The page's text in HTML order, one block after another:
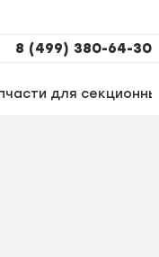
8 (499) 380-64-30
для